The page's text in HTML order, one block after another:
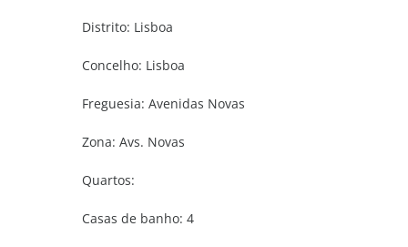
Distrito: Lisboa
Concelho: Lisboa
Freguesia: Avenidas Novas
Zona: Avs. Novas
Quartos:
Casas de banho: 4